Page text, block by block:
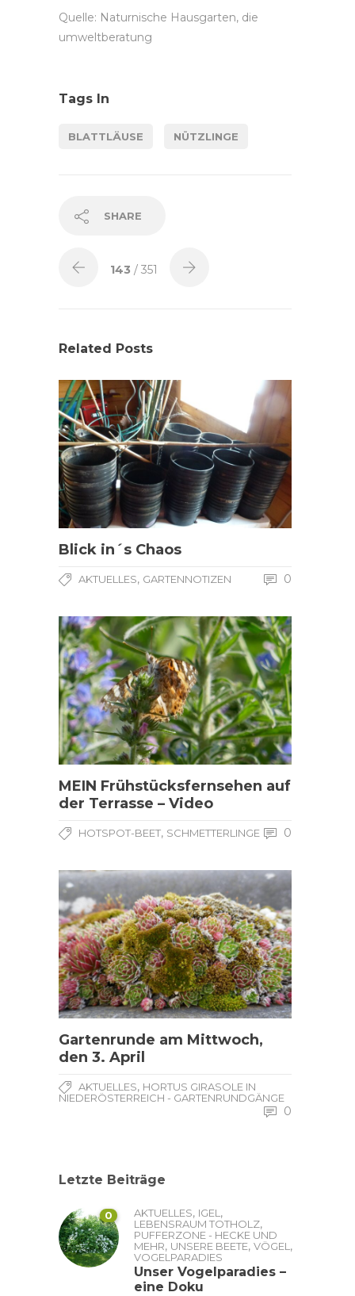
Quelle: Naturnische Hausgarten, die
umweltberatung
Tags In
BLATTLÄUSE NÜTZLINGE
SHARE
143 / 351
Related Posts
Blick in´s Chaos
AKTUELLES, GARTENNOTIZEN 0
MEIN Frühstücksfernsehen auf
der Terrasse – Video
HOTSPOT-BEET, SCHMETTERLINGE 0
Gartenrunde am Mittwoch,
den 3. April
AKTUELLES, HORTUS GIRASOLE IN
NIEDERÖSTERREICH - GARTENRUNDGÄNGE
0
Letzte Beiträge
0 AKTUELLES, IGEL,
LEBENSRAUM TOTHOLZ,
PUFFERZONE - HECKE UND
MEHR, UNSERE BEETE, VÖGEL,
VOGELPARADIES
Unser Vogelparadies –
eine Doku